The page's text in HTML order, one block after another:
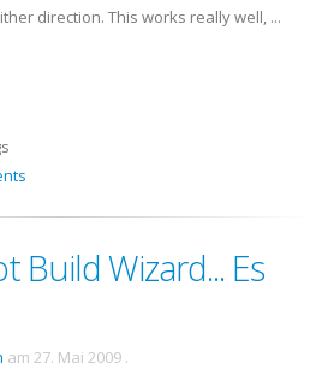
direction. This works really well, ...
Build Wizard... Es
am 27. Mai 2009 .